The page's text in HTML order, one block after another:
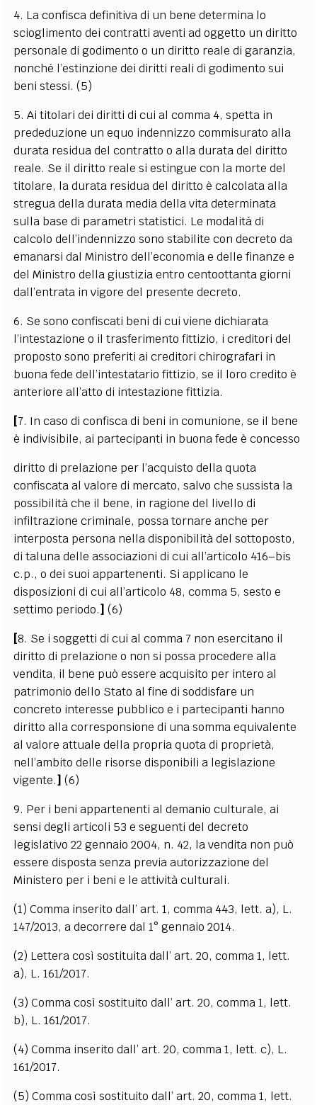
4. La confisca definitiva di un bene determina lo
scioglimento dei contratti aventi ad oggetto un diritto
personale di godimento o un diritto reale di garanzia,
nonché l’estinzione dei diritti reali di godimento sui
beni stessi. (5)
5. Ai titolari dei diritti di cui al comma 4, spetta in
prededuzione un equo indennizzo commisurato alla
durata residua del contratto o alla durata del diritto
reale. Se il diritto reale si estingue con la morte del
titolare, la durata residua del diritto è calcolata alla
stregua della durata media della vita determinata
sulla base di parametri statistici. Le modalità di
calcolo dell’indennizzo sono stabilite con decreto da
emanarsi dal Ministro dell’economia e delle finanze e
del Ministro della giustizia entro centoottanta giorni
dall’entrata in vigore del presente decreto.
6. Se sono confiscati beni di cui viene dichiarata
l’intestazione o il trasferimento fittizio, i creditori del
proposto sono preferiti ai creditori chirografari in
buona fede dell’intestatario fittizio, se il loro credito è
anteriore all’atto di intestazione fittizia.
[7. In caso di confisca di beni in comunione, se il bene
è indivisibile, ai partecipanti in buona fede è concesso
diritto di prelazione per l’acquisto della quota
confiscata al valore di mercato, salvo che sussista la
possibilità che il bene, in ragione del livello di
infiltrazione criminale, possa tornare anche per
interposta persona nella disponibilità del sottoposto,
di taluna delle associazioni di cui all’articolo 416–bis
c.p., o dei suoi appartenenti. Si applicano le
disposizioni di cui all’articolo 48, comma 5, sesto e
settimo periodo.] (6)
[8. Se i soggetti di cui al comma 7 non esercitano il
diritto di prelazione o non si possa procedere alla
vendita, il bene può essere acquisito per intero al
patrimonio dello Stato al fine di soddisfare un
concreto interesse pubblico e i partecipanti hanno
diritto alla corresponsione di una somma equivalente
al valore attuale della propria quota di proprietà,
nell’ambito delle risorse disponibili a legislazione
vigente.] (6)
9. Per i beni appartenenti al demanio culturale, ai
sensi degli articoli 53 e seguenti del decreto
legislativo 22 gennaio 2004, n. 42, la vendita non può
essere disposta senza previa autorizzazione del
Ministero per i beni e le attività culturali.
(1) Comma inserito dall’ art. 1, comma 443, lett. a), L.
147/2013, a decorrere dal 1° gennaio 2014.
(2) Lettera così sostituita dall’ art. 20, comma 1, lett.
a), L. 161/2017.
(3) Comma così sostituito dall’ art. 20, comma 1, lett.
b), L. 161/2017.
(4) Comma inserito dall’ art. 20, comma 1, lett. c), L.
161/2017.
(5) Comma così sostituito dall’ art. 20, comma 1, lett.